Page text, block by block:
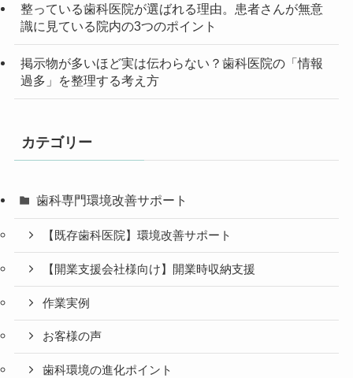
整っている歯科医院が選ばれる理由。患者さんが無意
識に見ている院内の3つのポイント
掲示物が多いほど実は伝わらない？歯科医院の「情報
過多」を整理する考え方
カテゴリー
歯科専門環境改善サポート
【既存歯科医院】環境改善サポート
【開業支援会社様向け】開業時収納支援
作業実例
お客様の声
歯科環境の進化ポイント